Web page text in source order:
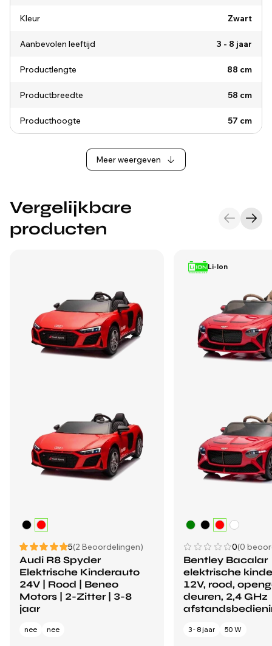
Kleur Zwart
Aanbevolen leeftijd 3 - 8 jaar
Productlengte 88 cm
Productbreedte 58 cm
Producthoogte 57 cm
Meer weergeven
Vergelijkbare
producten
5(2 Beoordelingen)
Audi R8 Spyder
Elektrische Kinderauto
24V | Rood | Beneo
Motors | 2-Zitter | 3-8
jaar
nee nee
Li-Ion
0(0
Bentley Bacalar
elektrische
12V, rood,
deuren, 2,4 GHz
3 - 8 jaar 50 W